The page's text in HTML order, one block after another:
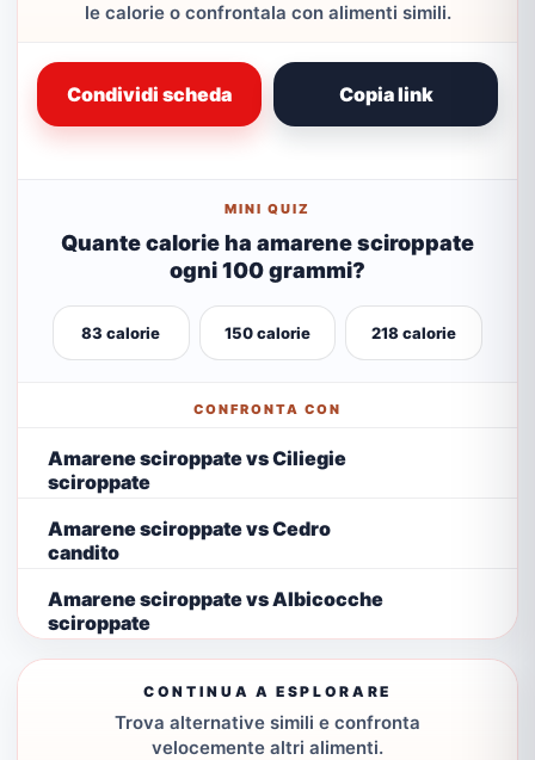
le calorie o confrontala con alimenti simili.
Condividi scheda Copia link
MINI QUIZ
Quante calorie ha amarene sciroppate
ogni 100 grammi?
83 calorie 150 calorie 218 calorie
CONFRONTA CON
Amarene sciroppate vs Ciliegie
sciroppate
Amarene sciroppate vs Cedro
candito
Amarene sciroppate vs Albicocche
sciroppate
CONTINUA A ESPLORARE
Trova alternative simili e confronta
velocemente altri alimenti.